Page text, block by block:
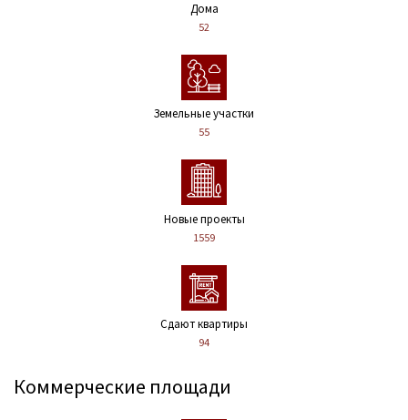
Дома
52
Земельные участки
55
Новые проекты
1559
Сдают квартиры
94
Коммерческие площади